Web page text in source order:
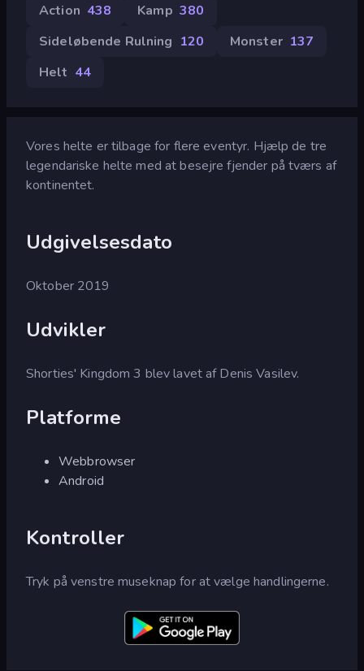
Action 438 Kamp 380
Sideløbende Rulning 120 Monster 137
Helt 44
Vores helte er tilbage for flere eventyr. Hjælp de tre
legendariske helte med at besejre fjender på tværs af
kontinentet.
Udgivelsesdato
Oktober 2019
Udvikler
Shorties' Kingdom 3 blev lavet af Denis Vasilev.
Platforme
Webbrowser
Android
Kontroller
Tryk på venstre museknap for at vælge handlingerne.